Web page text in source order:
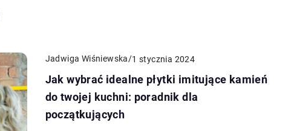
Jadwiga Wiśniewska/1 stycznia 2024
Jak wybrać idealne płytki imitujące kamień
do twojej kuchni: poradnik dla
początkujących